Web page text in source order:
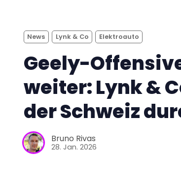
News Lynk & Co Elektroauto
Geely-
weiter: Lynk &
der Schweiz
Bruno Rivas
28. Jan. 2026